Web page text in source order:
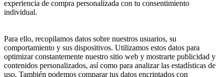
experiencia de compra personalizada con tu consentimiento
individual.
Para ello, recopilamos datos sobre nuestros usuarios, su
comportamiento y sus dispositivos. Utilizamos estos datos para
optimizar constantemente nuestro sitio web y mostrarte publicidad y
contenidos personalizados, así como para analizar las estadísticas de
uso. También podemos comparar tus datos encriptados con